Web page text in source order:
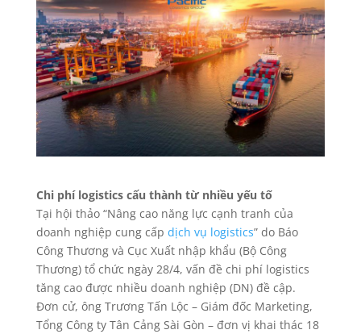
Chi phí logistics cấu thành từ nhiều yếu tố
Tại hội thảo “Nâng cao năng lực cạnh tranh của
doanh nghiệp cung cấp dịch vụ logistics” do Báo
Công Thương và Cục Xuất nhập khẩu (Bộ Công
Thương) tổ chức ngày 28/4, vấn đề chi phí logistics
tăng cao được nhiều doanh nghiệp (DN) đề cập.
Đơn cử, ông Trương Tấn Lộc – Giám đốc Marketing,
Tổng Công ty Tân Cảng Sài Gòn – đơn vị khai thác 18